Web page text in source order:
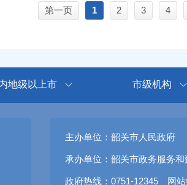
第一页 1 2 3 4
地级以上市 市级机构
主办单位：韶关市人民政府
承办单位：韶关市政务服务和
政府热线：0751-12345 网站